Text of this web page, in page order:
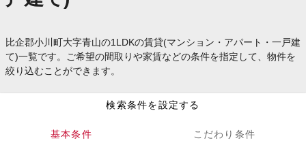
比企郡小川町大字青山の1LDKの賃貸(マンション・アパート・一戸建
て)一覧です。ご希望の間取りや家賃などの条件を指定して、物件を
絞り込むことができます。
検索条件を設定する
基本条件 こだわり条件